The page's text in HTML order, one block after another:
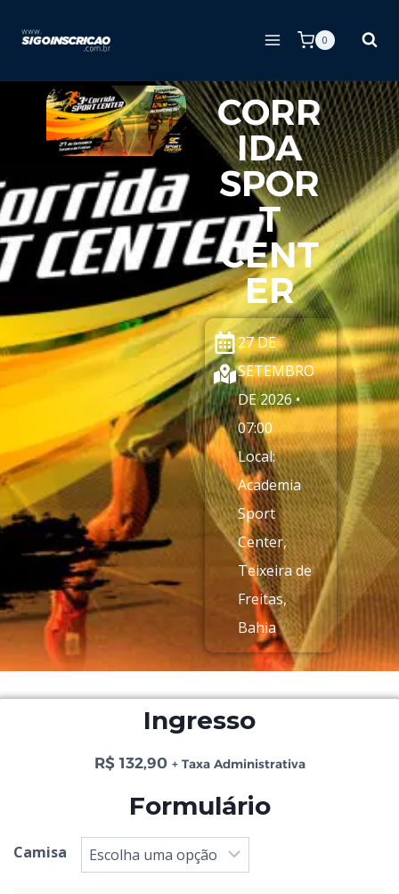
0
CORR
IDA
SPOR
T
CENT
ER
27 DE
SETEMBRO
DE 2026 •
07:00
Local:
Academia
Sport
Center,
Teixeira de
Freitas,
Bahia
Ingresso
R$132,90 + Taxa Administrativa
Formulário
Camisa